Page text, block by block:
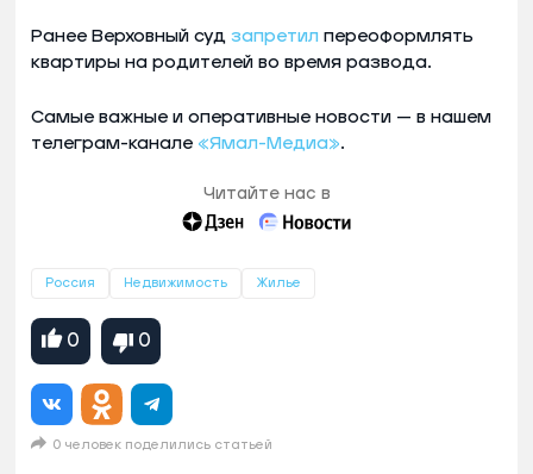
Ранее Верховный суд запретил переоформлять
квартиры на родителей во время развода.
Самые важные и оперативные новости — в нашем
телеграм-канале «Ямал-Медиа».
Читайте нас в
Россия Недвижимость Жилье
0 0
0 человек поделились статьей